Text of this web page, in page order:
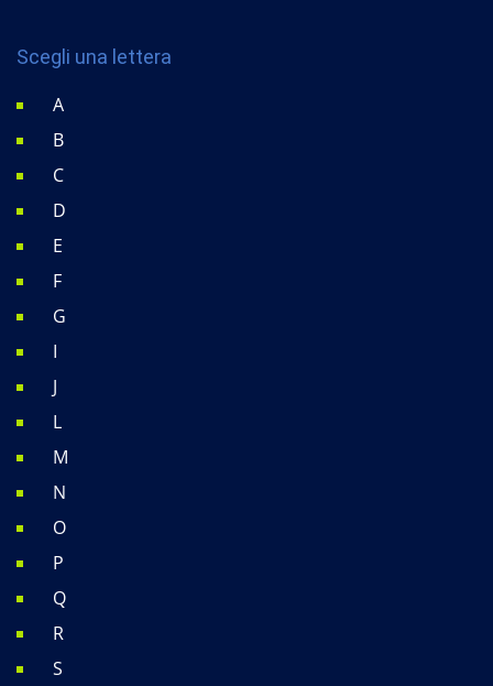
Scegli una lettera
A
B
C
D
E
F
G
I
J
L
M
N
O
P
Q
R
S